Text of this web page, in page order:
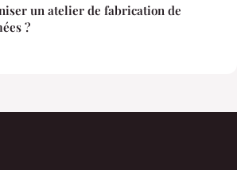
un atelier de fabrication de
?